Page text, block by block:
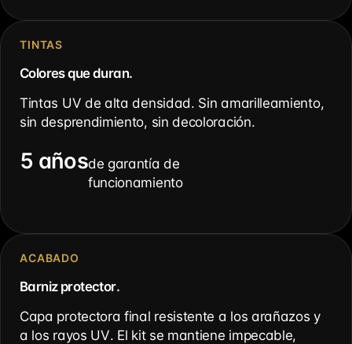
TINTAS
Colores que duran.
Tintas UV de alta densidad. Sin amarilleamiento,
sin desprendimiento, sin decoloración.
5 añosde garantía de
funcionamiento
ACABADO
Barniz protector.
Capa protectora final resistente a los arañazos y
a los rayos UV. El kit se mantiene impecable,